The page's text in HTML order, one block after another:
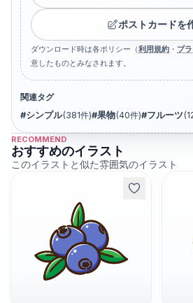
ポストカードを
ダウンロード時は各ポリシー（利用規約 ・ プ
意したものとみなされます。
関連タグ
#シンプル(381件)#果物(40件)#フルーツ (
RECOMMEND
おすすめのイラスト
このイラストと似た雰囲気のイラスト